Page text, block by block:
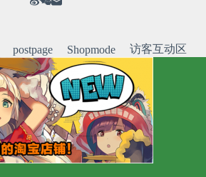
postpage Shopmode 访客互动区